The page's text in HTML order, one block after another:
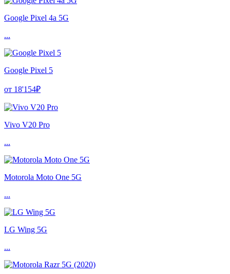
Google Pixel 4a 5G
...
Google Pixel 5
от 18'154₽
Vivo V20 Pro
...
Motorola Moto One 5G
...
LG Wing 5G
...